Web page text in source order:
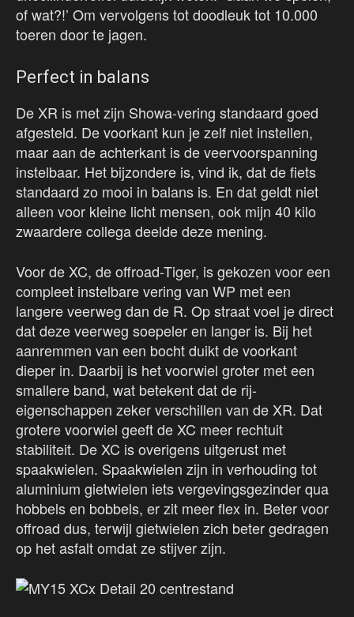
of wat?!’ Om vervolgens tot doodleuk tot 10.000
toeren door te jagen.
Perfect in balans
De XR is met zijn Showa-vering standaard goed
afgesteld. De voorkant kun je zelf niet instellen,
maar aan de achterkant is de veervoorspanning
instelbaar. Het bijzondere is, vind ik, dat de fiets
standaard zo mooi in balans is. En dat geldt niet
alleen voor kleine licht mensen, ook mijn 40 kilo
zwaardere collega deelde deze mening.
Voor de XC, de offroad-Tiger, is gekozen voor een
compleet instelbare vering van WP met een
langere veerweg dan de R. Op straat voel je direct
dat deze veerweg soepeler en langer is. Bij het
aanremmen van een bocht duikt de voorkant
dieper in. Daarbij is het voorwiel groter met een
smallere band, wat betekent dat de rij-
eigenschappen zeker verschillen van de XR. Dat
grotere voorwiel geeft de XC meer rechtuit
stabiliteit. De XC is overigens uitgerust met
spaakwielen. Spaakwielen zijn in verhouding tot
aluminium gietwielen iets vergevingsgezinder qua
hobbels en bobbels, er zit meer flex in. Beter voor
offroad dus, terwijl gietwielen zich beter gedragen
op het asfalt omdat ze stijver zijn.